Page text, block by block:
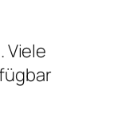
Viele